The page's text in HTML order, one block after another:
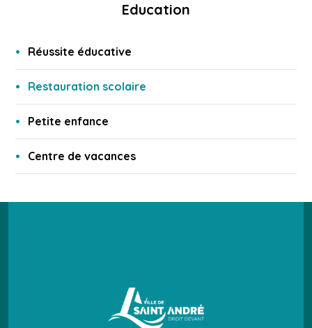
Education
Réussite éducative
Restauration scolaire
Petite enfance
Centre de vacances